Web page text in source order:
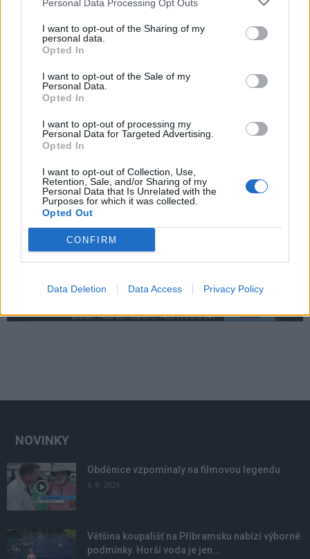
Personal Data Processing Opt Outs
I want to opt-out of the Sharing of my
personal data.
Opted In
I want to opt-out of the Sale of my
Personal Data.
Opted In
I want to opt-out of processing my
Personal Data for Targeted Advertising.
Opted In
I want to opt-out of Collection, Use,
Retention, Sale, and/or Sharing of my
Personal Data that Is Unrelated with the
Purposes for which it was collected.
Opted Out
CONFIRM
Data Deletion Data Access Privacy Policy
s dalšími žánry i rodinným programem
Dobříšsko
Festival hudby na zámku Dobříš nabídne
i program pro děti
Dobříšsko
Peníze pomohou s opravou střechy
NOVINKY
Obděnice vzpomínaly na filmovou legendu
6. 8. 2026
Většina koupališť na Příbramsku nabízí výborné
podmínky. Horší voda je jen...